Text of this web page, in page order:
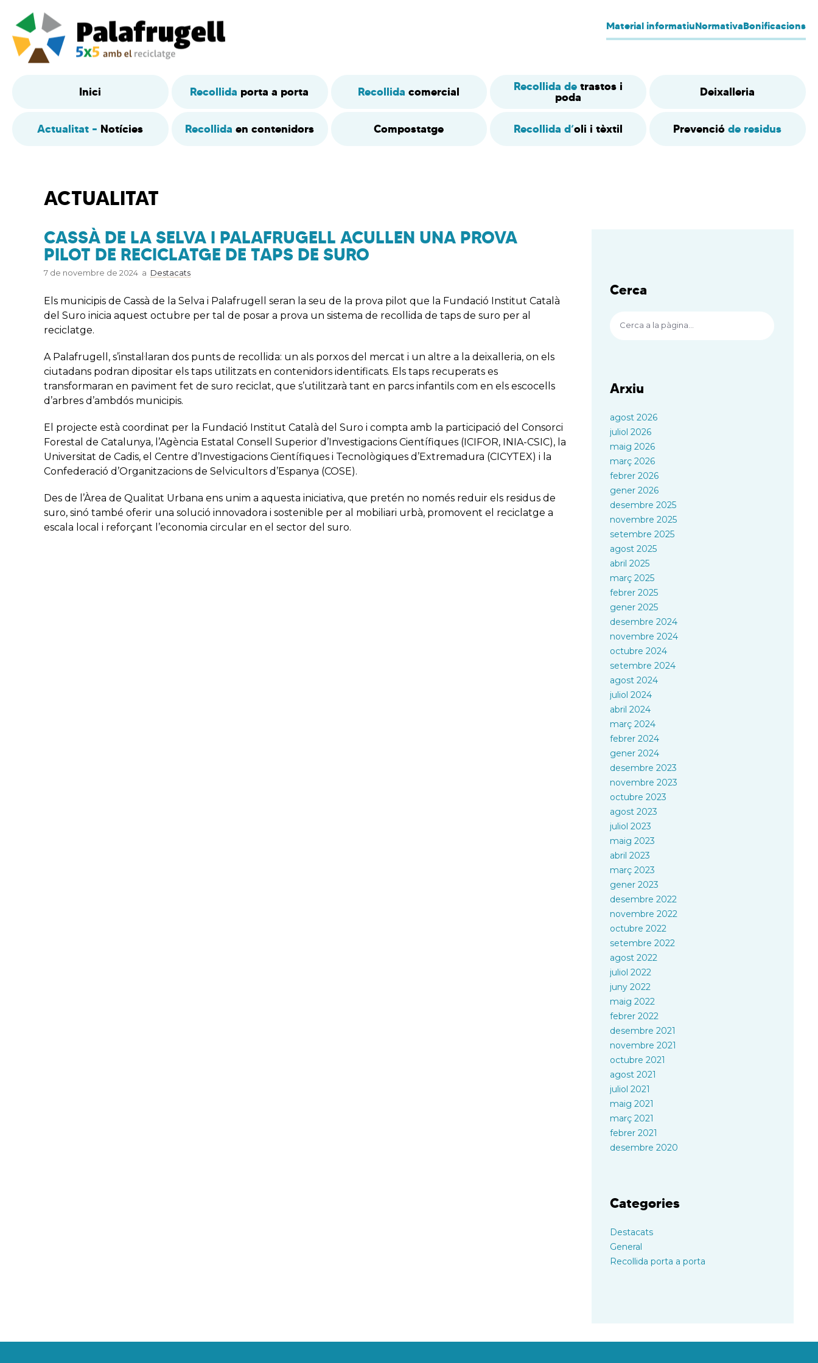
Material informatiuNormativaBonificacions
Inici Recollida porta a porta Recollidacomercial Recollida de trastos i
poda Deixalleria
Actualitat – Notícies Recollida en contenidors Compostatge Recollida d’oli i tèxtil Prevenció de residus
ACTUALITAT
CASSÀ DE LA SELVA I PALAFRUGELL ACULLEN UNA PROVA
PILOT DE RECICLATGE DE TAPS DE SURO
7 de novembre de 2024 a Destacats
Els municipis de Cassà de la Selva i Palafrugell seran la seu de la prova pilot que la Fundació Institut Català
del Suro inicia aquest octubre per tal de posar a prova un sistema de recollida de taps de suro per al
reciclatge.
A Palafrugell, s’instal·laran dos punts de recollida: un als porxos del mercat i un altre a la deixalleria, on els
ciutadans podran dipositar els taps utilitzats en contenidors identificats. Els taps recuperats es
transformaran en paviment fet de suro reciclat, que s’utilitzarà tant en parcs infantils com en els escocells
d’arbres d’ambdós municipis.
El projecte està coordinat per la Fundació Institut Català del Suro i compta amb la participació del Consorci
Forestal de Catalunya, l’Agència Estatal Consell Superior d’Investigacions Científiques (ICIFOR, INIA-CSIC), la
Universitat de Cadis, el Centre d’Investigacions Científiques i Tecnològiques d’Extremadura (CICYTEX) i la
Confederació d’Organitzacions de Selvicultors d’Espanya (COSE).
Des de l’Àrea de Qualitat Urbana ens unim a aquesta iniciativa, que pretén no només reduir els residus de
suro, sinó també oferir una solució innovadora i sostenible per al mobiliari urbà, promovent el reciclatge a
escala local i reforçant l’economia circular en el sector del suro.
Cerca
Arxiu
agost 2026
juliol 2026
maig 2026
març 2026
febrer 2026
gener 2026
desembre 2025
novembre 2025
setembre 2025
agost 2025
abril 2025
març 2025
febrer 2025
gener 2025
desembre 2024
novembre 2024
octubre 2024
setembre 2024
agost 2024
juliol 2024
abril 2024
març 2024
febrer 2024
gener 2024
desembre 2023
novembre 2023
octubre 2023
agost 2023
juliol 2023
maig 2023
abril 2023
març 2023
gener 2023
desembre 2022
novembre 2022
octubre 2022
setembre 2022
agost 2022
juliol 2022
juny 2022
maig 2022
febrer 2022
desembre 2021
novembre 2021
octubre 2021
agost 2021
juliol 2021
maig 2021
març 2021
febrer 2021
desembre 2020
Categories
Destacats
General
Recollida porta a porta